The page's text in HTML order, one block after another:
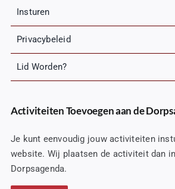
Insturen
Privacybeleid
Lid Worden?
Activiteiten Toevoegen aan de
Je kunt eenvoudig jouw activiteiten
website. Wij plaatsen de activiteit dan
Dorpsagenda.